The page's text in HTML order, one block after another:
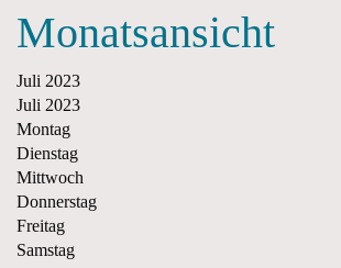
Monatsansicht
Juli 2023
Juli 2023
Montag
Dienstag
Mittwoch
Donnerstag
Freitag
Samstag